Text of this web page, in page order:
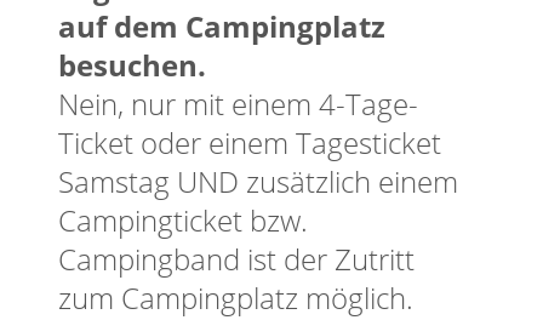
auf dem Campingplatz
besuchen.
Nein, nur mit einem 4-Tage-
Ticket oder einem Tagesticket
Samstag UND zusätzlich einem
Campingticket bzw.
Campingband ist der Zutritt
zum Campingplatz möglich.